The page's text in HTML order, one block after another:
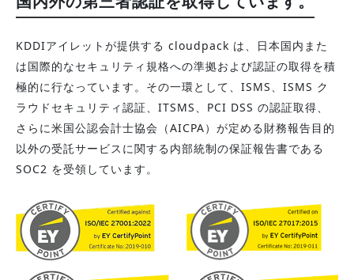
KDDIアイレットが提供する cloudpack は、日本国内また
は国際的なセキュリティ規格への準拠および認証の取得を積
極的に行なっています。その一環として、ISMS、ISMS ク
ラウドセキュリティ認証、ITSMS、PCI DSS の認証取得、
さらに米国公認会計士協会（AICPA）が定める財務報告目的
以外の受託サービスに関する内部統制の保証報告書である
SOC2 を受領しています。